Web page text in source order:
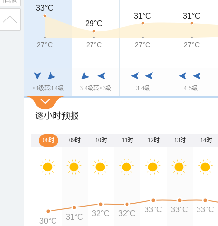
<3级转3-4级 3-4级转<3级 3-4级 4-5级
33°C
29°C
31°C 31°C
27°C 27°C 27°C 27°C
逐小时预报
08时 09时 10时 11时 12时 13时 14时
30°C 31°C 32°C 32°C 33°C 33°C 33°C